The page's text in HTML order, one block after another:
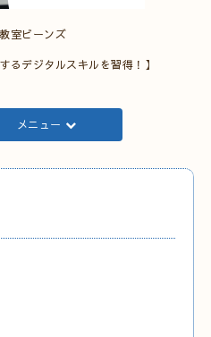
室ビーンズ
るデジタルスキルを習得！】
メニュー